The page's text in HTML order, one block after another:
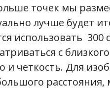
точек мы
лучше будет
использовать 300
с
и четкость. Для